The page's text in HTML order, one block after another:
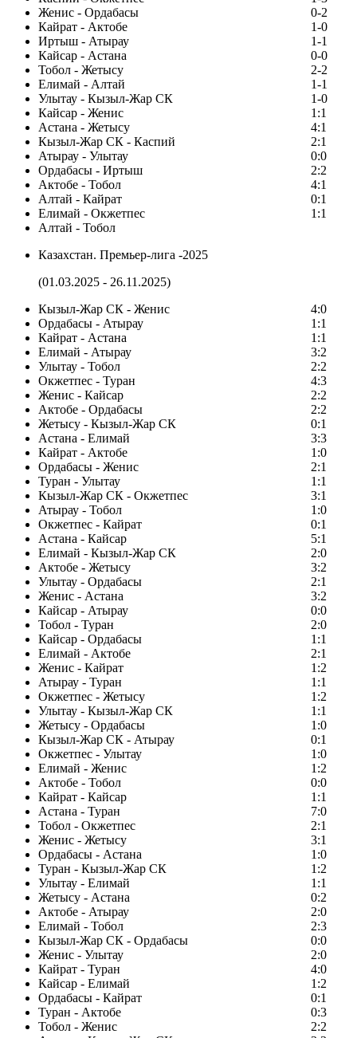
Женис - Ордабасы
0-2
Кайрат - Актобе
1-0
Иртыш - Атырау
1-1
Кайсар - Астана
0-0
Тобол - Жетысу
2-2
Елимай - Алтай
1-1
Улытау - Кызыл-Жар СК
1-0
Кайсар - Женис
1:1
Астана - Жетысу
4:1
Кызыл-Жар СК - Каспий
2:1
Атырау - Улытау
0:0
Ордабасы - Иртыш
2:2
Актобе - Тобол
4:1
Алтай - Кайрат
0:1
Елимай - Окжетпес
1:1
Алтай - Тобол
Казахстан. Премьер-лига -2025
(01.03.2025 - 26.11.2025)
Кызыл-Жар СК - Женис
4:0
Ордабасы - Атырау
1:1
Кайрат - Астана
1:1
Елимай - Атырау
3:2
Улытау - Тобол
2:2
Окжетпес - Туран
4:3
Женис - Кайсар
2:2
Актобе - Ордабасы
2:2
Жетысу - Кызыл-Жар СК
0:1
Астана - Елимай
3:3
Кайрат - Актобе
1:0
Ордабасы - Женис
2:1
Туран - Улытау
1:1
Кызыл-Жар СК - Окжетпес
3:1
Атырау - Тобол
1:0
Окжетпес - Кайрат
0:1
Астана - Кайсар
5:1
Елимай - Кызыл-Жар СК
2:0
Актобе - Жетысу
3:2
Улытау - Ордабасы
2:1
Женис - Астана
3:2
Кайсар - Атырау
0:0
Тобол - Туран
2:0
Кайсар - Ордабасы
1:1
Елимай - Актобе
2:1
Женис - Кайрат
1:2
Атырау - Туран
1:1
Окжетпес - Жетысу
1:2
Улытау - Кызыл-Жар СК
1:1
Жетысу - Ордабасы
1:0
Кызыл-Жар СК - Атырау
0:1
Окжетпес - Улытау
1:0
Елимай - Женис
1:2
Актобе - Тобол
0:0
Кайрат - Кайсар
1:1
Астана - Туран
7:0
Тобол - Окжетпес
2:1
Женис - Жетысу
3:1
Ордабасы - Астана
1:0
Туран - Кызыл-Жар СК
1:2
Улытау - Елимай
1:1
Жетысу - Астана
0:2
Актобе - Атырау
2:0
Елимай - Тобол
2:3
Кызыл-Жар СК - Ордабасы
0:0
Женис - Улытау
2:0
Кайрат - Туран
4:0
Кайсар - Елимай
1:2
Ордабасы - Кайрат
0:1
Туран - Актобе
0:3
Тобол - Женис
2:2